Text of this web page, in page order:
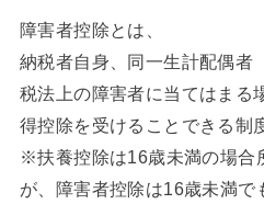
障害者控除とは、
納税者自身、同一生計配偶者
税法上の障害者に当てはまる
得控除を受けることできる制
※扶養控除は16歳未満の場合
が、障害者控除は16歳未満で